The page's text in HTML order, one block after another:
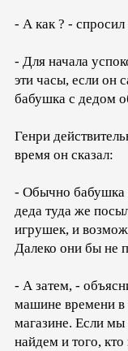
- А как ? - спросил
- Для начала
эти часы, если он
бабушка с дедом
Генри
время он сказал:
- Обычно бабушка
деда туда же
игрушек, и
Далеко они бы не
- А затем, -
машине времени в
магазине. Если мы
найдем и того, кто